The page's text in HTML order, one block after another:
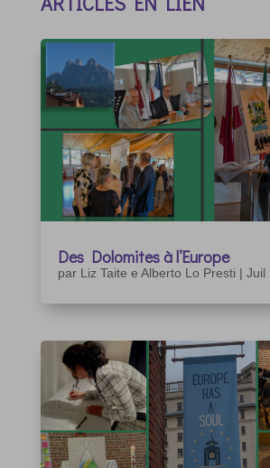
Des Dolomites à l’Europe
par Liz Taite e Alberto Lo Presti | Juil